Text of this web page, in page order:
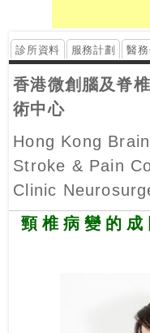
搜
尋
診
所
按
區
尋
診所資料 服務計劃 醫
香港微創腦及脊
術中心
Hong Kong
Stroke & Pain
Clinic
頸椎病變的成